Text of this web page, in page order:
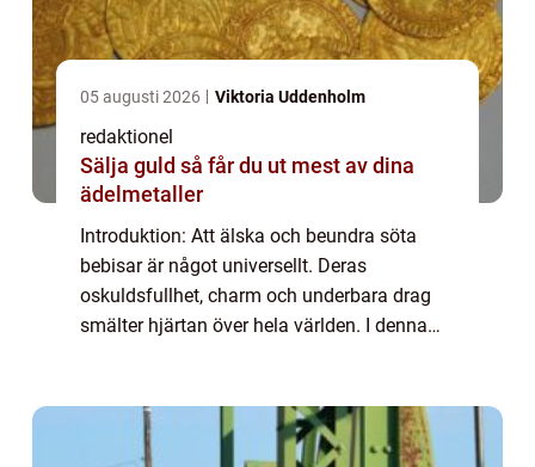
05 augusti 2026 Viktoria Uddenholm
redaktionel
Sälja guld så får du ut mest av dina
ädelmetaller
Introduktion: Att älska och beundra söta
bebisar är något universellt. Deras
oskuldsfullhet, charm och underbara drag
smälter hjärtan över hela världen. I denna